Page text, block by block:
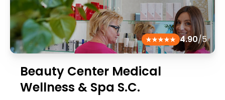
4.90/5
Beauty Center Medical
Wellness & Spa S.C.